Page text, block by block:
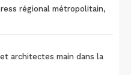
régional métropolitain,
architectes main dans la